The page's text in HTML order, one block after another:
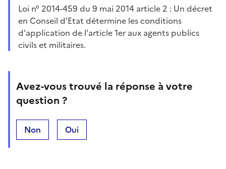
Loi n° 2014-459 du 9 mai 2014 article 2 : Un décret
en Conseil d'Etat détermine les conditions
d'application de l'article 1er aux agents publics
civils et militaires.
Avez-vous trouvé la réponse à votre
question ?
Non Oui